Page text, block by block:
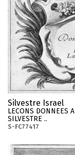
Silvestre Israel
LECONS DONNEES
SILVESTRE ..
S-FC77417